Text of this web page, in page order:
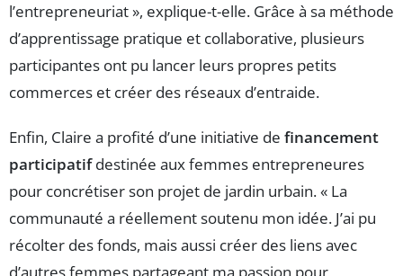
l’entrepreneuriat », explique-t-elle. Grâce à sa méthode
d’apprentissage pratique et collaborative, plusieurs
participantes ont pu lancer leurs propres petits
commerces et créer des réseaux d’entraide.
Enfin, Claire a profité d’une initiative de financement
participatifdestinée aux femmes entrepreneures
pour concrétiser son projet de jardin urbain. « La
communauté a réellement soutenu mon idée. J’ai pu
récolter des fonds, mais aussi créer des liens avec